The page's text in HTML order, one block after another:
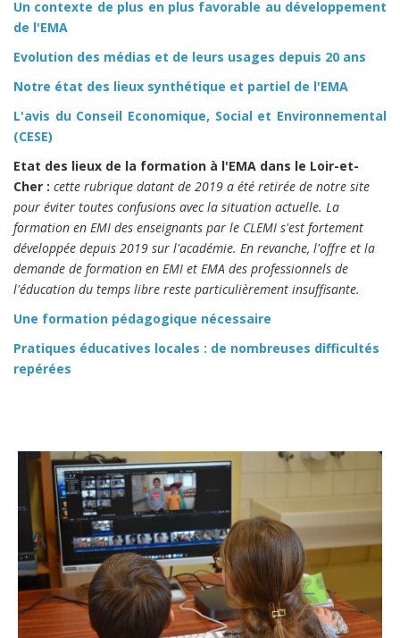
Un contexte de plus en plus favorable au développement
de l'EMA
Evolution des médias et de leurs usages depuis 20 ans
Notre état des lieux synthétique et partiel de l'EMA
L'avis du Conseil Economique, Social et Environnemental
(CESE)
Etat des lieux de la formation à l'EMA dans le Loir-et-
Cher : cette rubrique datant de 2019 a été retirée de notre site
pour éviter toutes confusions avec la situation actuelle. La
formation en EMI des enseignants par le CLEMI s'est fortement
développée depuis 2019 sur l'académie. En revanche, l'offre et la
demande de formation en EMI et EMA des professionnels de
l'éducation du temps libre reste particulièrement insuffisante.
Une formation pédagogique nécessaire
Pratiques éducatives locales : de nombreuses difficultés
repérées